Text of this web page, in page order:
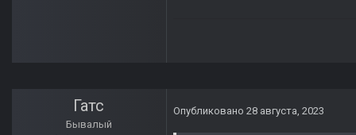
Гатс
Бывалый
Опубликовано 28 августа, 2023